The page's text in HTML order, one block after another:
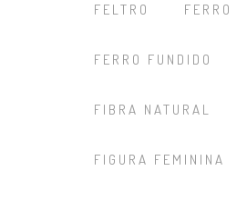
FELTRO FERRO
FERRO FUNDIDO
FIBRA NATURAL
FIGURA FEMININA